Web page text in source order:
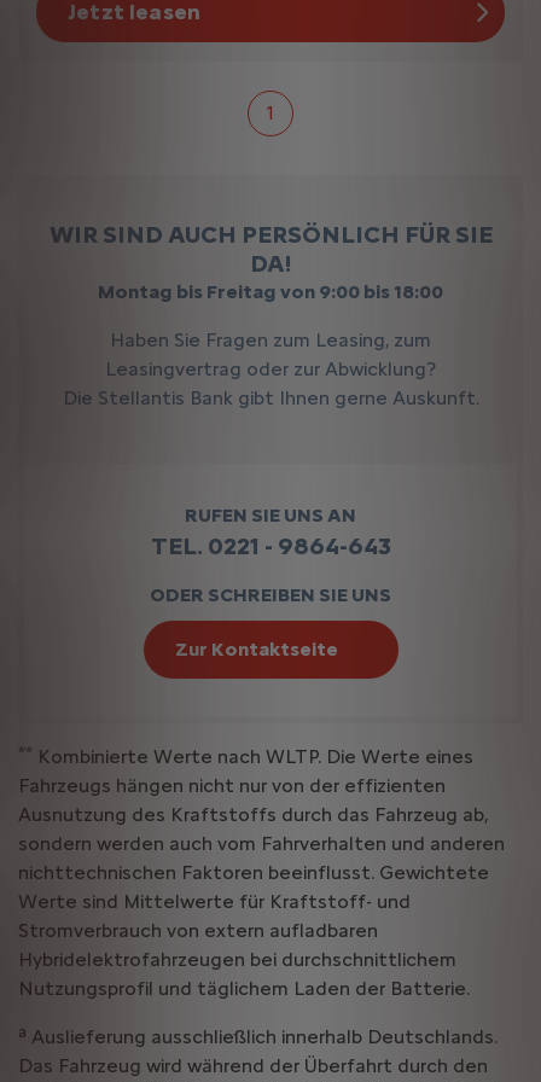
Jetzt leasen
1
WIR SIND AUCH PERSÖNLICH FÜR SIE
DA!
Montag bis Freitag von 9:00 bis 18:00
Haben Sie Fragen zum Leasing, zum
Leasingvertrag oder zur Abwicklung?
Die Stellantis Bank gibt Ihnen gerne Auskunft.
RUFEN SIE UNS AN
TEL. 0221 - 9864-643
ODER SCHREIBEN SIE UNS
Zur Kontaktseite
** Kombinierte Werte nach WLTP. Die Werte eines
Fahrzeugs hängen nicht nur von der effizienten
Ausnutzung des Kraftstoffs durch das Fahrzeug ab,
sondern werden auch vom Fahrverhalten und anderen
nichttechnischen Faktoren beeinflusst. Gewichtete
Werte sind Mittelwerte für Kraftstoff- und
Stromverbrauch von extern aufladbaren
Hybridelektrofahrzeugen bei durchschnittlichem
Nutzungsprofil und täglichem Laden der Batterie.
a Auslieferung ausschließlich innerhalb Deutschlands.
Das Fahrzeug wird während der Überfahrt durch den